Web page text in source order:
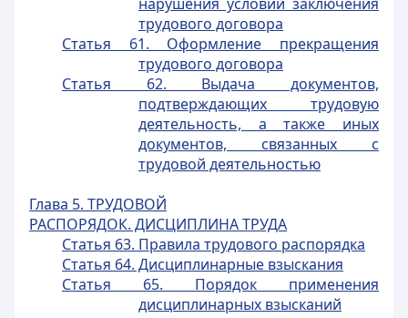
трудового договора
Статья 61. Оформление прекращения
трудового договора
Статья 62. Выдача документов,
подтверждающих трудовую
деятельность, а также иных
документов, связанных c
трудовой деятельностью
Глава 5. ТРУДОВОЙ
РАСПОРЯДОК. ДИСЦИПЛИНА ТРУДА
Статья 63. Правила трудового распорядка
Статья 64. Дисциплинарные взыскания
Статья 65. Порядок применения
дисциплинарных взысканий